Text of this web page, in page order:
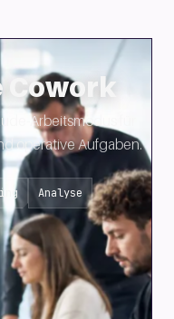
Cowork
Arbeitsmodus für
operative Aufgaben.
Analyse